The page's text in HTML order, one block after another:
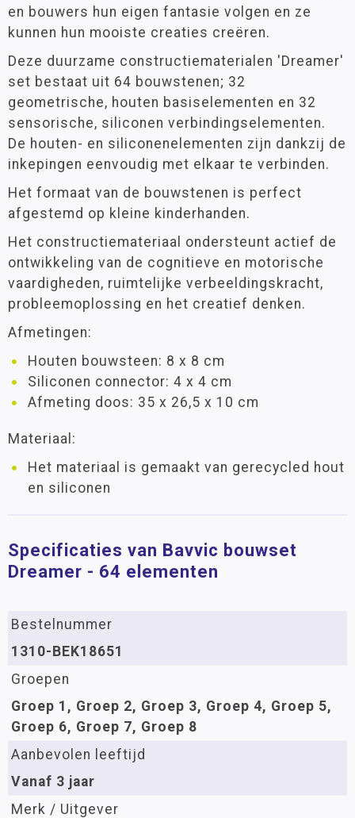
en bouwers hun eigen fantasie volgen en ze
kunnen hun mooiste creaties creëren.
Deze duurzame constructiematerialen 'Dreamer'
set bestaat uit 64 bouwstenen; 32
geometrische, houten basiselementen en 32
sensorische, siliconen verbindingselementen.
De houten- en siliconenelementen zijn dankzij de
inkepingen eenvoudig met elkaar te verbinden.
Het formaat van de bouwstenen is perfect
afgestemd op kleine kinderhanden.
Het constructiemateriaal ondersteunt actief de
ontwikkeling van de cognitieve en motorische
vaardigheden, ruimtelijke verbeeldingskracht,
probleemoplossing en het creatief denken.
Afmetingen:
Houten bouwsteen: 8 x 8 cm
Siliconen connector: 4 x 4 cm
Afmeting doos: 35 x 26,5 x 10 cm
Materiaal:
Het materiaal is gemaakt van gerecycled hout
en siliconen
Specificaties van Bavvic bouwset
Dreamer - 64 elementen
Bestelnummer
1310-BEK18651
Groepen
Groep 1, Groep 2, Groep 3, Groep 4, Groep 5,
Groep 6, Groep 7, Groep 8
Aanbevolen leeftijd
Vanaf 3 jaar
Merk / Uitgever